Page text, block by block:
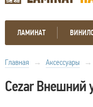
ЛАМИНАТ
Главная → Аксессуары →
Cezar Внешний